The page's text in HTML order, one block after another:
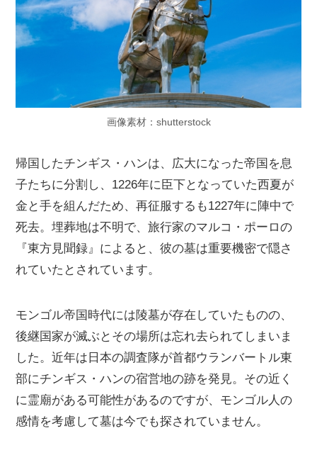
画像素材：shutterstock
帰国したチンギス・ハンは、広大になった帝国を息
子たちに分割し、1226年に臣下となっていた西夏が
金と手を組んだため、再征服するも1227年に陣中で
死去。埋葬地は不明で、旅行家のマルコ・ポーロの
『東方見聞録』によると、彼の墓は重要機密で隠さ
れていたとされています。
モンゴル帝国時代には陵墓が存在していたものの、
後継国家が滅ぶとその場所は忘れ去られてしまいま
した。近年は日本の調査隊が首都ウランバートル東
部にチンギス・ハンの宿営地の跡を発見。その近く
に霊廟がある可能性があるのですが、モンゴル人の
感情を考慮して墓は今でも探されていません。